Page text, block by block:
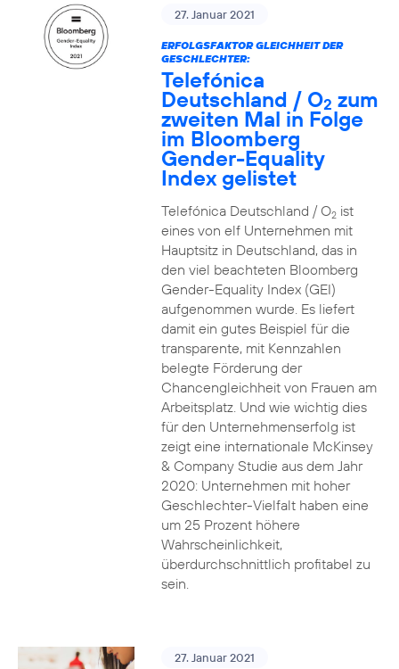
27. Januar 2021
ERFOLGSFAKTOR GLEICHHEIT DER
GESCHLECHTER:
Telefónica
Deutschland / O2 zum
zweiten Mal in Folge
im Bloomberg
Gender-Equality
Index gelistet
Telefónica Deutschland / O2ist
eines von elf Unternehmen mit
Hauptsitz in Deutschland, das in
den viel beachteten Bloomberg
Gender-Equality Index (GEI)
aufgenommen wurde. Es liefert
damit ein gutes Beispiel für die
transparente, mit Kennzahlen
belegte Förderung der
Chancengleichheit von Frauen am
Arbeitsplatz. Und wie wichtig dies
für den Unternehmenserfolg ist
zeigt eine internationale McKinsey
& Company Studie aus dem Jahr
2020: Unternehmen mit hoher
Geschlechter-Vielfalt haben eine
um 25 Prozent höhere
Wahrscheinlichkeit,
überdurchschnittlich profitabel zu
sein.
27. Januar 2021